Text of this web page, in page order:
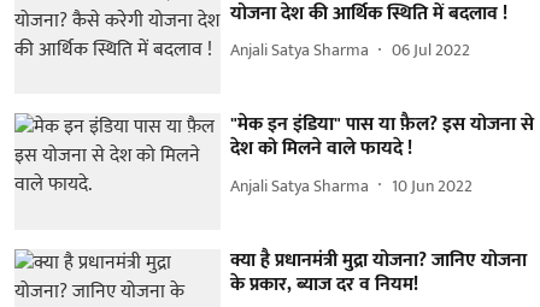
योजना देश की आर्थिक स्थिति में बदलाव !
Anjali Satya Sharma 06 Jul 2022
"मेक इन इंडिया" पास या फ़ैल? इस योजना से
देश को मिलने वाले फायदे !
Anjali Satya Sharma 10 Jun 2022
क्या है प्रधानमंत्री मुद्रा योजना? जानिए योजना
के प्रकार, ब्याज दर व नियम!